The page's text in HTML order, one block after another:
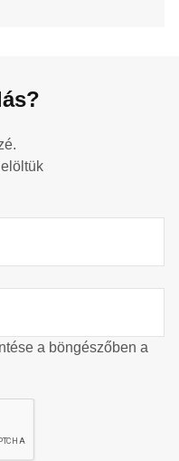
a böngészőben a